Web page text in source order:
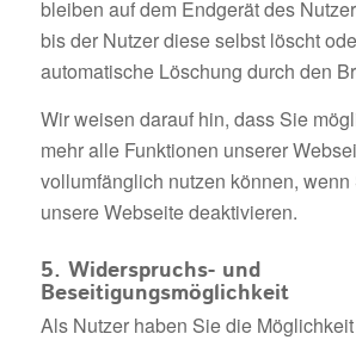
bleiben auf dem Endgerät des
bis der Nutzer diese selbst löscht
automatische Löschung durch den
Wir weisen darauf hin, dass Sie
mehr alle Funktionen unserer
vollumfänglich nutzen können,
unsere Webseite deaktivieren.
5. Widerspruchs- und
Beseitigungsmöglichkeit
Als Nutzer haben Sie die